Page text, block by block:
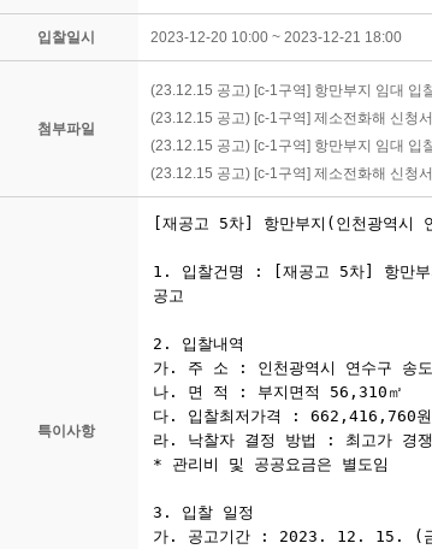
입찰일시 2023-12-20 10:00 ~ 2023-12-21 18:00
첨부파일
(23.12.15 공고) [c-1구역] 항만부지 임대 입
(23.12.15 공고) [c-1구역] 제소전화해 신청
(23.12.15 공고) [c-1구역] 항만부지 임대 입
(23.12.15 공고) [c-1구역] 제소전화해 신청
특이사항